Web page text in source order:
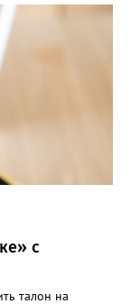
ведущих
лет и
Вход на все
В 2025 году в
и
стал
эстрадный
конкурса страны
культуры и
проектов
Алексей
с
талон на